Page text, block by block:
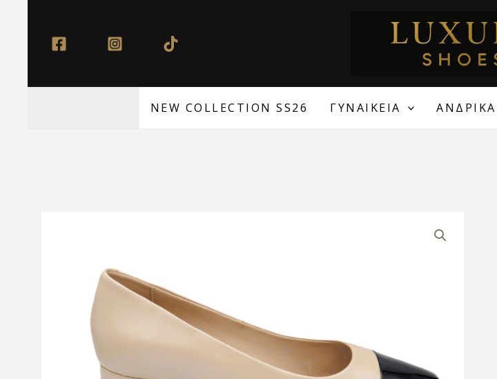
περιεχόμενο
NEW COLLECTION SS26 ΓΥΝΑΙΚΕΙΑ ΑΝΔΡΙΚΑ